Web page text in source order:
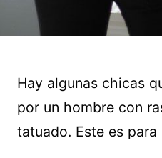
Hay algunas chicas
por un hombre con
tatuado. Este es